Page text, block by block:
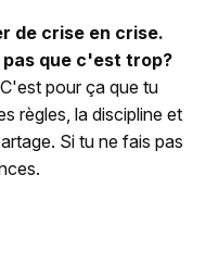
de crise en crise.
que c'est trop?
pour ça que tu
règles, la discipline et
Si tu ne fais pas